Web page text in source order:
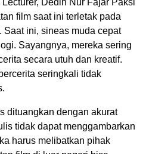
film saat ini terletak pada
Saat ini, sineas muda cepat
Sayangnya, mereka sering
secara utuh dan kreatif.
seringkali tidak
dituangkan dengan akurat
tidak dapat menggambarkan
harus melibatkan pihak